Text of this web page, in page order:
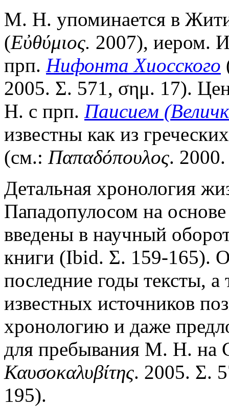
М. Н. упоминается в
(Εὐθύμιος. 2007), иером.
прп. Нифонта Хиосского
2005. Σ. 571, σημ. 17).
Н. с прп. Паисием
известны как из
(см.: Παπαδόπουλος.
Детальная хронология
Пападопулосом на
введены в научный
книги (Ibid. Σ. 159-165).
последние годы тексты,
известных источников
хронологию и даже
для пребывания М. Н. на
Καυσοκαλυβίτης. 2005. Σ.
195).